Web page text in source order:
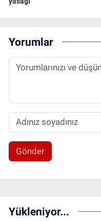
Yorumlar
Gönder
Yükleniyor...